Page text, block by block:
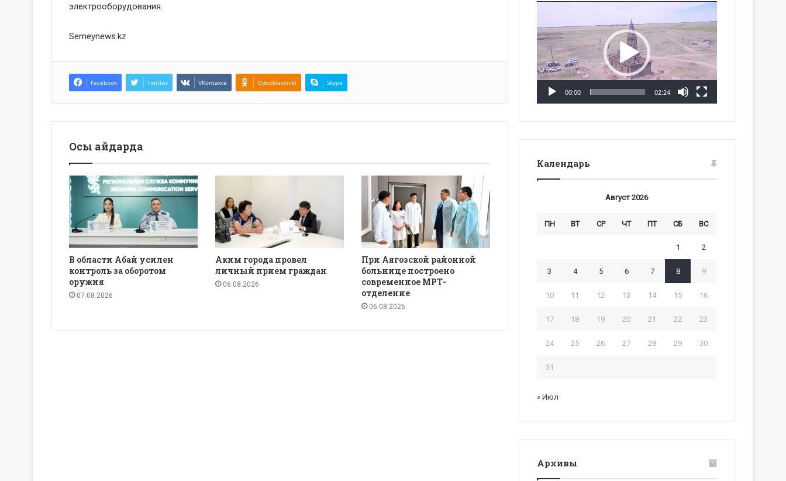
электрооборудования.
Semeynews.kz
Facebook Twitter VKontakte Odnoklassniki Skype
Осы айдарда
В области Абай усилен
контроль за оборотом
оружия
07.08.2026
Аким города провел
личный прием граждан
06.08.2026
При Аягозской районной
больнице построено
современное МРТ-
отделение
06.08.2026
00:00 02:24
Календарь
Август 2026
ПН ВТ СР ЧТ ПТ СБ ВС
1 2
3 4 5 6 7 8 9
10 11 12 13 14 15 16
17 18 19 20 21 22 23
24 25 26 27 28 29 30
31
« Июл
Архивы